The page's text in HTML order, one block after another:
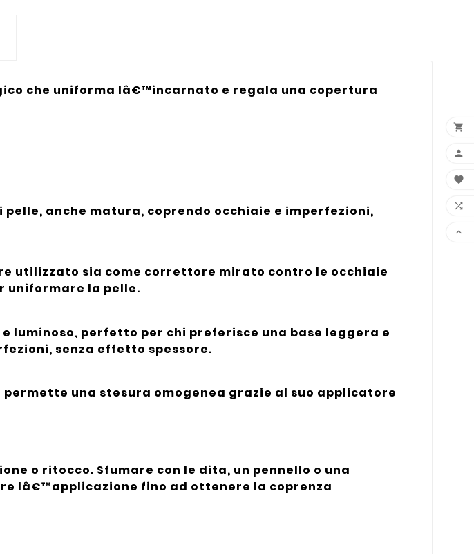
che uniforma lâ€™incarnato e regala una copertura
anche matura, coprendo occhiaie e imperfezioni,
utilizzato sia come correttore mirato contro le occhiaie
uniformare la pelle.
luminoso, perfetto per chi preferisce una base leggera e
senza effetto spessore.
una stesura omogenea grazie al suo applicatore
o ritocco. Sfumare con le dita, un pennello o una
lâ€™applicazione fino ad ottenere la coprenza




